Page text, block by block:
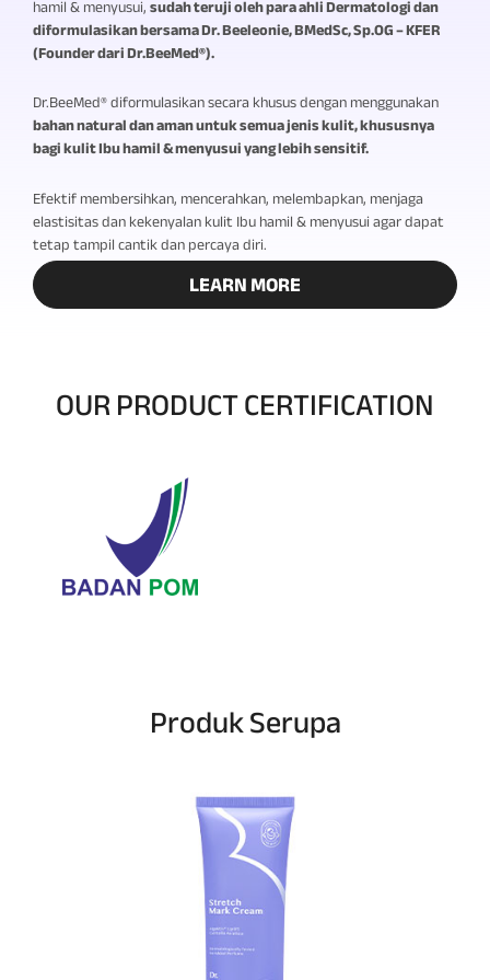
hamil & menyusui,sudah teruji oleh para ahli Dermatologi dan
diformulasikan bersama Dr. Beeleonie, BMedSc, Sp.OG – KFER
(Founder dari Dr.BeeMed®).
Dr.BeeMed® diformulasikan secara khusus dengan menggunakan
bahan natural dan aman untuk semua jenis kulit, khususnya
bagi kulit Ibu hamil & menyusui yang lebih sensitif.
Efektif membersihkan, mencerahkan, melembapkan, menjaga
elastisitas dan kekenyalan kulit Ibu hamil & menyusui agar dapat
tetap tampil cantik dan percaya diri.
LEARN MORE
OUR PRODUCT CERTIFICATION
Produk Serupa